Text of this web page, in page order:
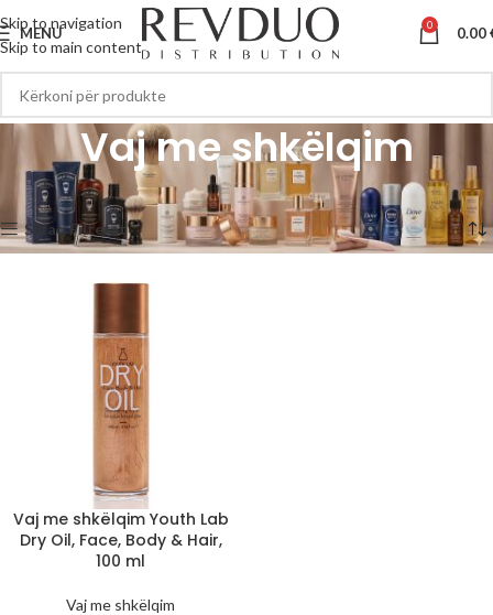
Skip to navigation
Skip to main content
MENU 0 0.00
Vaj me shkëlqim
Kreu Vaj me shkëlqim Po shfaqen krejt 3 përfundimet
Shfaq Filterat
Vaj me shkëlqim Youth Lab
Dry Oil, Face, Body & Hair,
100 ml
Vaj me shkëlqim